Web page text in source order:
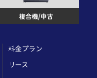
複合機/中古
料金プラン
リース